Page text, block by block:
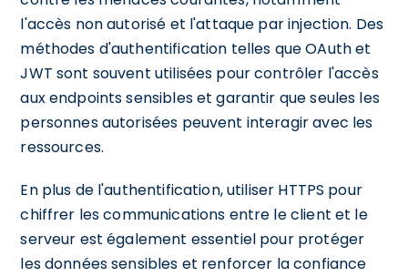
l'accès non autorisé et l'attaque par injection. Des
méthodes d'authentification telles que OAuth et
JWT sont souvent utilisées pour contrôler l'accès
aux endpoints sensibles et garantir que seules les
personnes autorisées peuvent interagir avec les
ressources.
En plus de l'authentification, utiliser HTTPS pour
chiffrer les communications entre le client et le
serveur est également essentiel pour protéger
les données sensibles et renforcer la confiance